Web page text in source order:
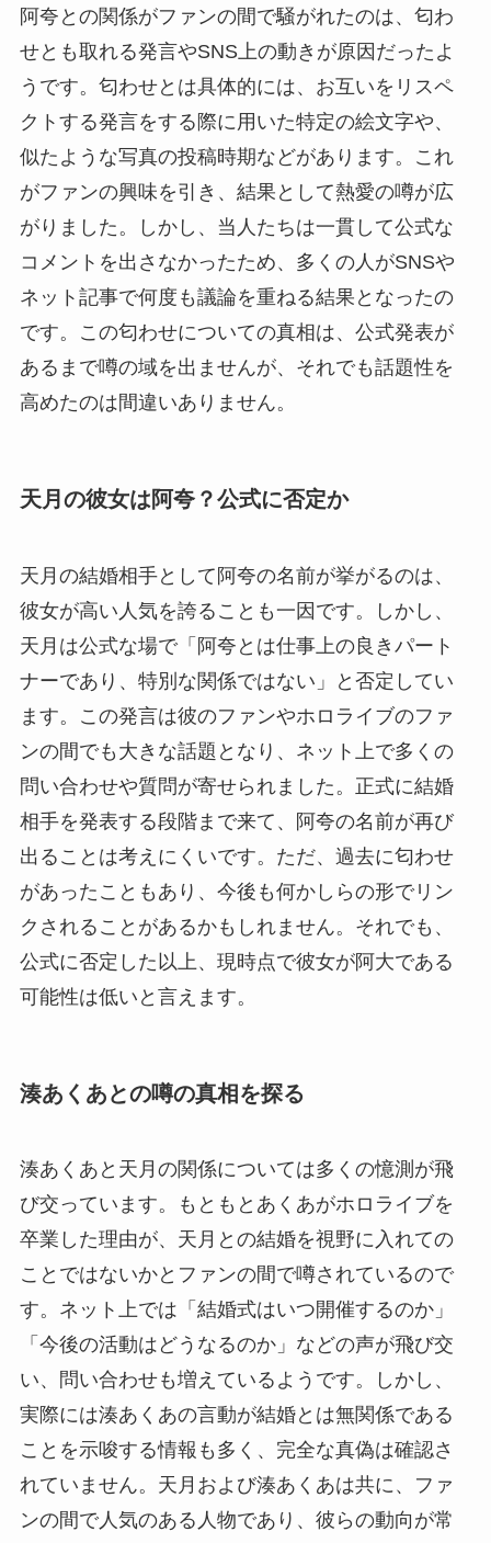
阿夸との関係がファンの間で騒がれたのは、匂わ
せとも取れる発言やSNS上の動きが原因だったよ
うです。匂わせとは具体的には、お互いをリスペ
クトする発言をする際に用いた特定の絵文字や、
似たような写真の投稿時期などがあります。これ
がファンの興味を引き、結果として熱愛の噂が広
がりました。しかし、当人たちは一貫して公式な
コメントを出さなかったため、多くの人がSNSや
ネット記事で何度も議論を重ねる結果となったの
です。この匂わせについての真相は、公式発表が
あるまで噂の域を出ませんが、それでも話題性を
高めたのは間違いありません。
天月の彼女は阿夸？公式に否定か
天月の結婚相手として阿夸の名前が挙がるのは、
彼女が高い人気を誇ることも一因です。しかし、
天月は公式な場で「阿夸とは仕事上の良きパート
ナーであり、特別な関係ではない」と否定してい
ます。この発言は彼のファンやホロライブのファ
ンの間でも大きな話題となり、ネット上で多くの
問い合わせや質問が寄せられました。正式に結婚
相手を発表する段階まで来て、阿夸の名前が再び
出ることは考えにくいです。ただ、過去に匂わせ
があったこともあり、今後も何かしらの形でリン
クされることがあるかもしれません。それでも、
公式に否定した以上、現時点で彼女が阿大である
可能性は低いと言えます。
湊あくあとの噂の真相を探る
湊あくあと天月の関係については多くの憶測が飛
び交っています。もともとあくあがホロライブを
卒業した理由が、天月との結婚を視野に入れての
ことではないかとファンの間で噂されているので
す。ネット上では「結婚式はいつ開催するのか」
「今後の活動はどうなるのか」などの声が飛び交
い、問い合わせも増えているようです。しかし、
実際には湊あくあの言動が結婚とは無関係である
ことを示唆する情報も多く、完全な真偽は確認さ
れていません。天月および湊あくあは共に、ファ
ンの間で人気のある人物であり、彼らの動向が常